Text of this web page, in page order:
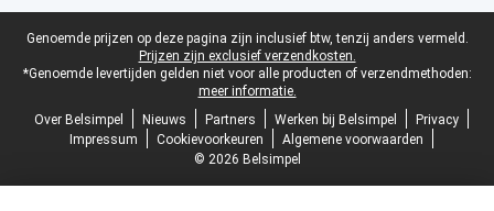
Juridische voettekst
Genoemde prijzen op deze pagina zijn inclusief btw, tenzij anders vermeld.
Prijzen zijn exclusief verzendkosten.
*Genoemde levertijden gelden niet voor alle producten of verzendmethoden:
meer informatie.
Over Belsimpel
Nieuws Partners Werken bij Belsimpel
Privacy
Impressum
Cookievoorkeuren
Algemene voorwaarden
© 2026 Belsimpel